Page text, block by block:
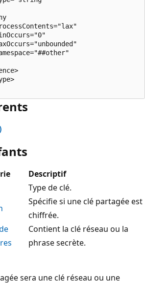
Descriptif
Type de clé.
Spécifie si une clé partagée est
chiffrée.
Contient la clé réseau ou la
phrase secrète.
sera une clé réseau ou une